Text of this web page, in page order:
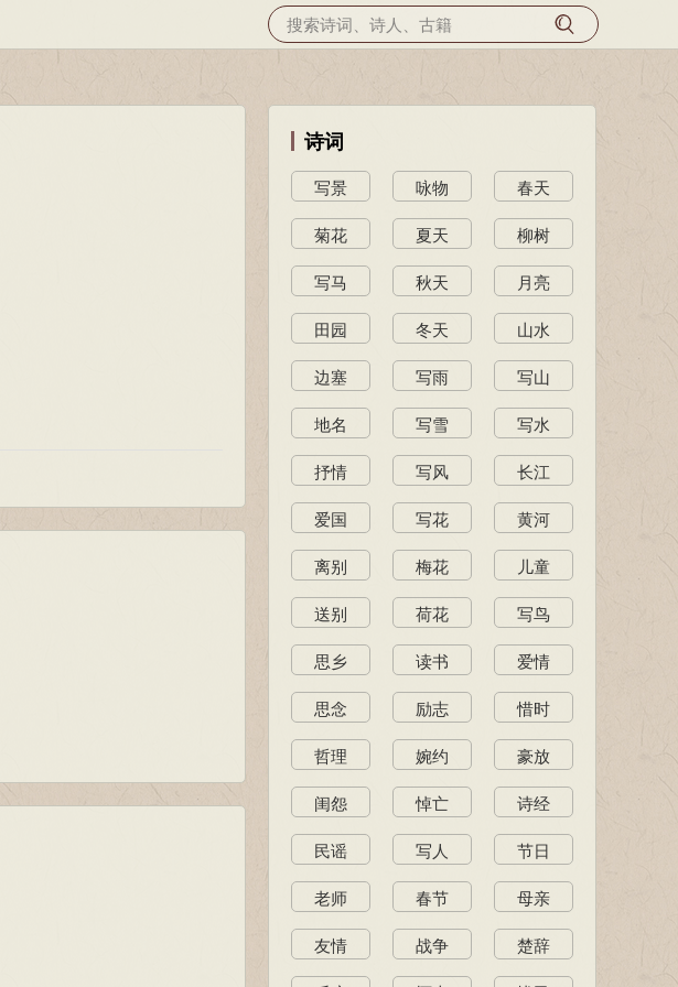
诗词
写景 咏物 春天
菊花 夏天 柳树
写马 秋天 月亮
田园 冬天 山水
边塞 写雨 写山
地名 写雪 写水
抒情 写风 长江
爱国 写花 黄河
离别 梅花 儿童
送别 荷花 写鸟
思乡 读书 爱情
思念 励志 惜时
哲理 婉约 豪放
闺怨 悼亡 诗经
民谣 写人 节日
老师 春节 母亲
友情 战争 楚辞